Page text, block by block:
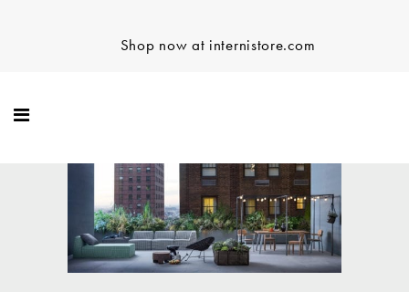
Shop now at internistore.com